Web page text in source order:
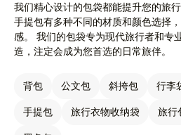
我们精心设计的包袋都能提升您的旅
手提包有多种不同的材质和颜色选择
感。 我们的包袋专为现代旅行者和专
造，注定会成为您首选的日常旅伴。
背包 公文包 斜挎包 行李
手提包 旅行衣物收纳袋 旅行